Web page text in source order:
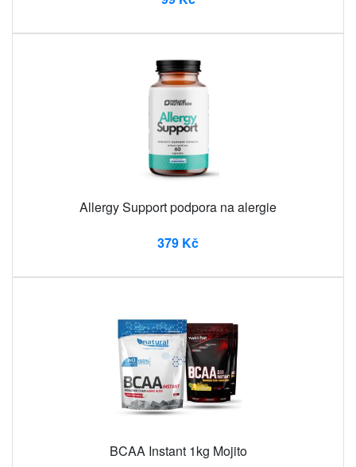
Allergy Support podpora na alergie
379 Kč
BCAA Instant 1kg Mojito